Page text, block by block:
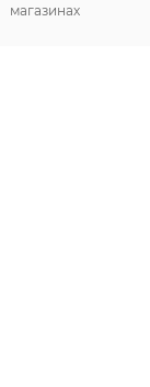
магазинах